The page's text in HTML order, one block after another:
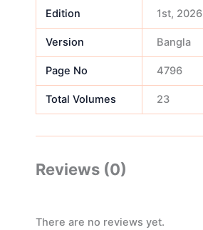
Edition 1st, 2026
Version Bangla
Page No 4796
Total Volumes 23
Reviews (0)
There are no reviews yet.